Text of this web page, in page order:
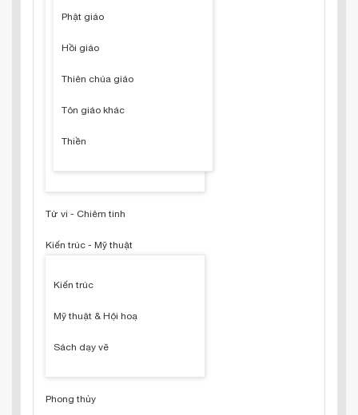
Phật giáo
Hồi giáo
Thiên chúa giáo
Tôn giáo khác
Thiền
Tử vi - Chiêm tinh
Kiến trúc - Mỹ thuật
Kiến trúc
Mỹ thuật & Hội hoạ
Sách dạy vẽ
Phong thủy